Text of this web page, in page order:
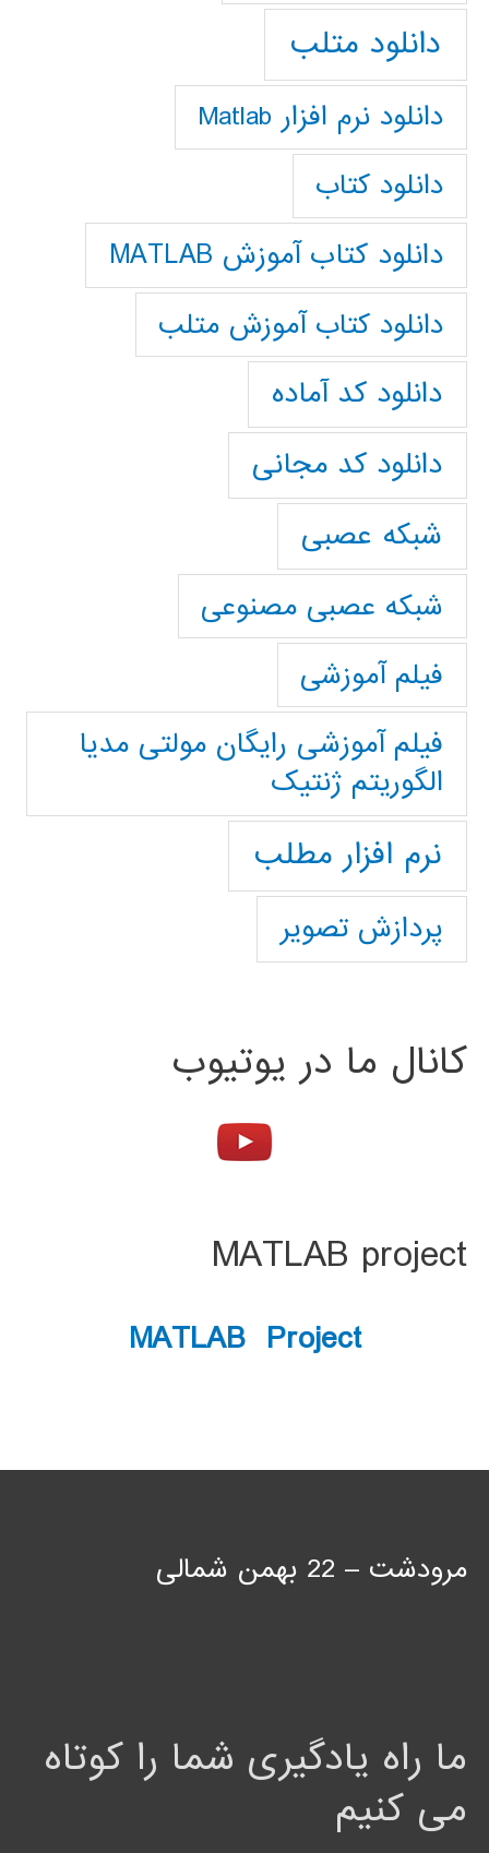
دانلود متلب
دانلود نرم افزار Matlab
دانلود کتاب
دانلود کتاب آموزش MATLAB
دانلود کتاب آموزش متلب
دانلود کد آماده
دانلود کد مجانی
شبکه عصبی
شبکه عصبی مصنوعی
فیلم آموزشی
فیلم آموزشی رایگان مولتی مدیا
الگوریتم ژنتیک
نرم افزار مطلب
پردازش تصویر
کانال ما در یوتیوب
MATLAB project
MATLAB Project
مرودشت – 22 بهمن شمالی
ما راه یادگیری شما را کوتاه
می کنیم